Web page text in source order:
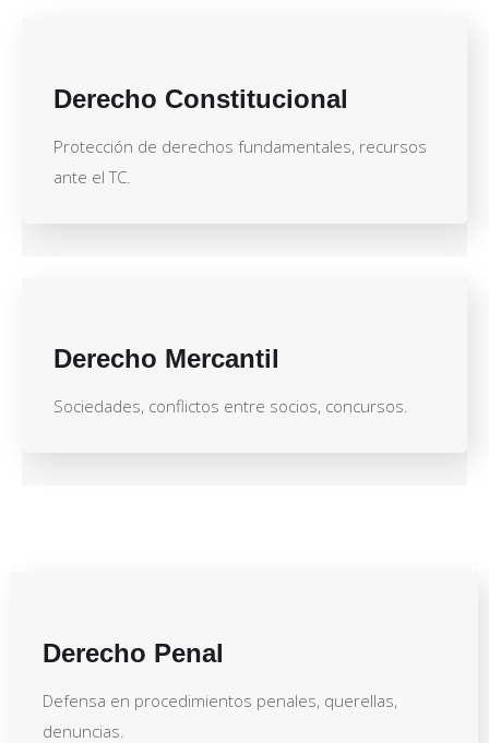
Derecho Constitucional
Protección de derechos fundamentales, recursos
ante el TC.
Derecho Mercantil
Sociedades, conflictos entre socios, concursos.
Derecho Penal
Defensa en procedimientos penales, querellas,
denuncias.